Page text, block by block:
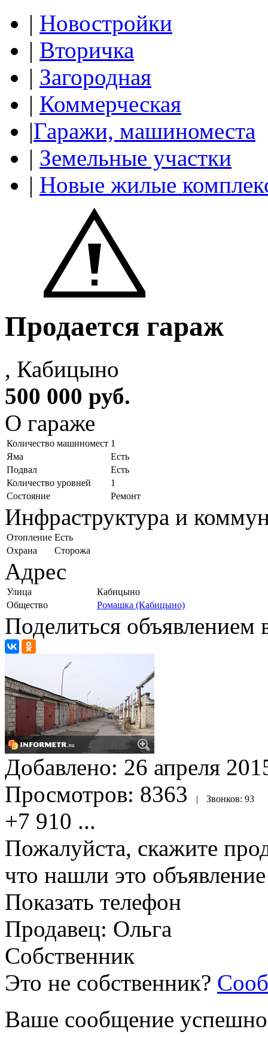
| Новостройки
| Вторичка
| Загородная
| Коммерческая
|Гаражи, машиноместа
| Земельные участки
| Новые жилые
Продается гараж
, Кабицыно
500 000 руб.
О гараже
Количество машиномест 1
Яма
Есть
Подвал
Есть
Количество уровней
1
Состояние
Ремонт
Инфраструктура и
Отопление Есть
Охрана
Сторожа
Адрес
Улица
Кабицыно
Общество
Ромашка (Кабицыно)
Поделиться объявлением
Добавлено: 26 апреля
Просмотров: 8363 | Звонков: 93
+7 910 ...
Пожалуйста, скажите
что нашли это
Показать телефон
Продавец: Ольга
Собственник
Это не собственник?
Ваше сообщение успешно